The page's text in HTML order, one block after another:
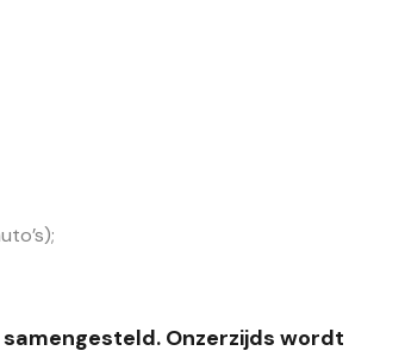
Onzerzijds wordt